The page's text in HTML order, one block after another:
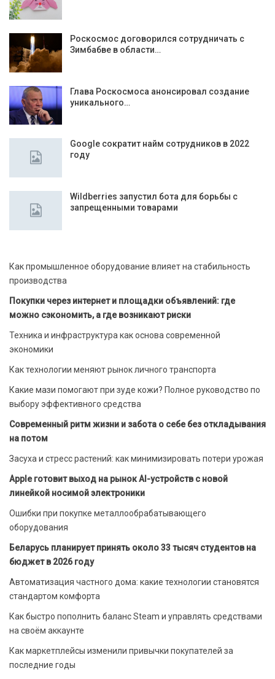
Роскосмос договорился сотрудничать с
Зимбабве в области…
Глава Роскосмоса анонсировал создание
уникального…
Google сократит найм сотрудников в 2022
году
Wildberries запустил бота для борьбы с
запрещенными товарами
Как промышленное оборудование влияет на стабильность
производства
Покупки через интернет и площадки объявлений: где
можно сэкономить, а где возникают риски
Техника и инфраструктура как основа современной
экономики
Как технологии меняют рынок личного транспорта
Какие мази помогают при зуде кожи? Полное руководство по
выбору эффективного средства
Современный ритм жизни и забота о себе без откладывания
на потом
Засуха и стресс растений: как минимизировать потери урожая
Apple готовит выход на рынок AI-устройств с новой
линейкой носимой электроники
Ошибки при покупке металлообрабатывающего
оборудования
Беларусь планирует принять около 33 тысяч студентов на
бюджет в 2026 году
Автоматизация частного дома: какие технологии становятся
стандартом комфорта
Как быстро пополнить баланс Steam и управлять средствами
на своём аккаунте
Как маркетплейсы изменили привычки покупателей за
последние годы